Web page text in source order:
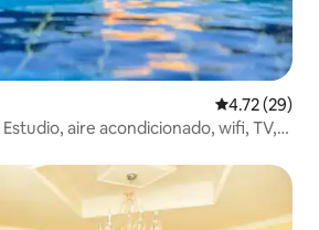
Calificación
4.72 (29)
aire acondicionado, wifi, TV,